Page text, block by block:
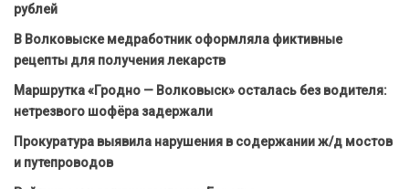
рублей
В Волковыске медработник оформляла фиктивные
рецепты для получения лекарств
Маршрутка «Гродно — Волковыск» осталась без водителя:
нетрезвого шофёра задержали
Прокуратура выявила нарушения в содержании ж/д мостов
и путепроводов